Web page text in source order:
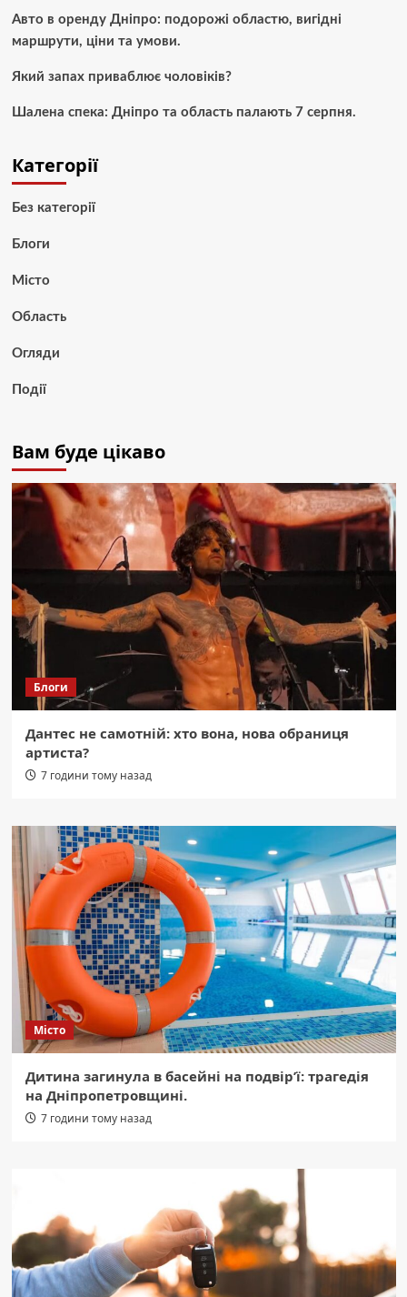
Авто в оренду Дніпро: подорожі областю, вигідні
маршрути, ціни та умови.
Який запах приваблює чоловіків?
Шалена спека: Дніпро та область палають 7 серпня.
Категорії
Без категорії
Блоги
Місто
Область
Огляди
Події
Вам буде цікаво
Блоги
Дантес не самотній: хто вона, нова обраниця
артиста?
7 години тому назад
Місто
Дитина загинула в басейні на подвір’ї: трагедія
на Дніпропетровщині.
7 години тому назад